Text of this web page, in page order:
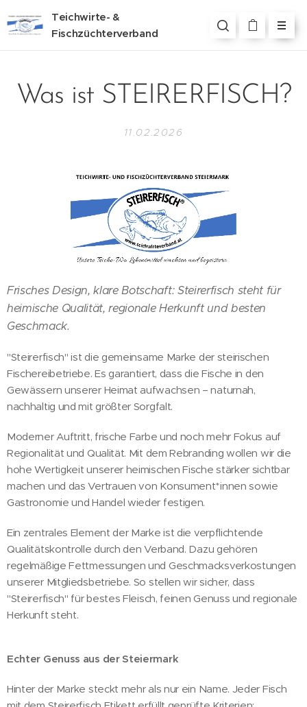
Teichwirte- &
Fischzüchterverband
Was ist STEIRERFISCH?
11.02.2026
Frisches Design, klare Botschaft: Steirerfisch steht für
heimische Qualität, regionale Herkunft und besten
Geschmack.
"Steirerfisch" ist die gemeinsame Marke der steirischen
Fischereibetriebe. Es garantiert, dass die Fische in den
Gewässern unserer Heimat aufwachsen – naturnah,
nachhaltig und mit größter Sorgfalt.
Moderner Auftritt, frische Farbe und noch mehr Fokus auf
Regionalität und Qualität. Mit dem Rebranding wollen wir die
hohe Wertigkeit unserer heimischen Fische stärker sichtbar
machen und das Vertrauen von Konsument*innen sowie
Gastronomie und Handel wieder festigen.
Ein zentrales Element der Marke ist die verpflichtende
Qualitätskontrolle durch den Verband. Dazu gehören
regelmäßige Fettmessungen und Geschmacksverkostungen
unserer Mitgliedsbetriebe. So stellen wir sicher, dass
"Steirerfisch" für bestes Fleisch, feinen Genuss und regionale
Herkunft steht.
Echter Genuss aus der Steiermark
Hinter der Marke steckt mehr als nur ein Name. Jeder Fisch